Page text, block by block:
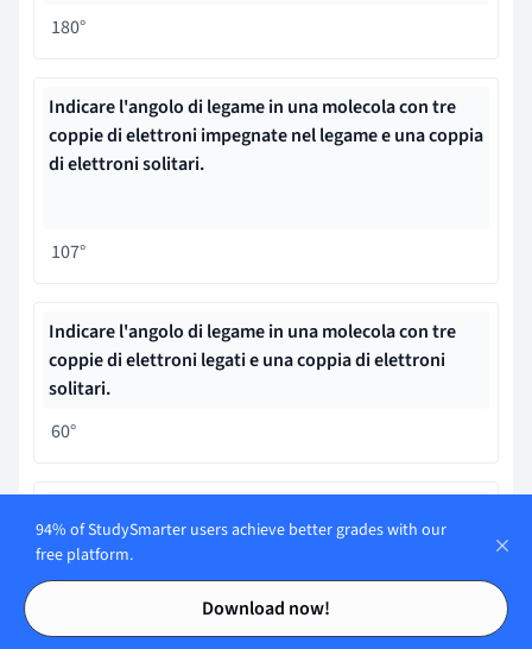
Contents
Contents
180°
Indicare l'angolo di legame in una molecola con tre
coppie di elettroni impegnate nel legame e una coppia
di elettroni solitari.
107°
Indicare l'angolo di legame in una molecola con tre
coppie di elettroni legati e una coppia di elettroni
solitari.
60°
_______.
Forze intramolecolari
94% of StudySmarter users achieve better grades with our
free platform.
Download now!